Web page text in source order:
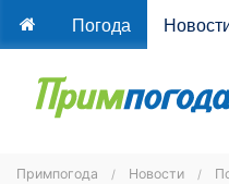
Погода
Примпогода Новости